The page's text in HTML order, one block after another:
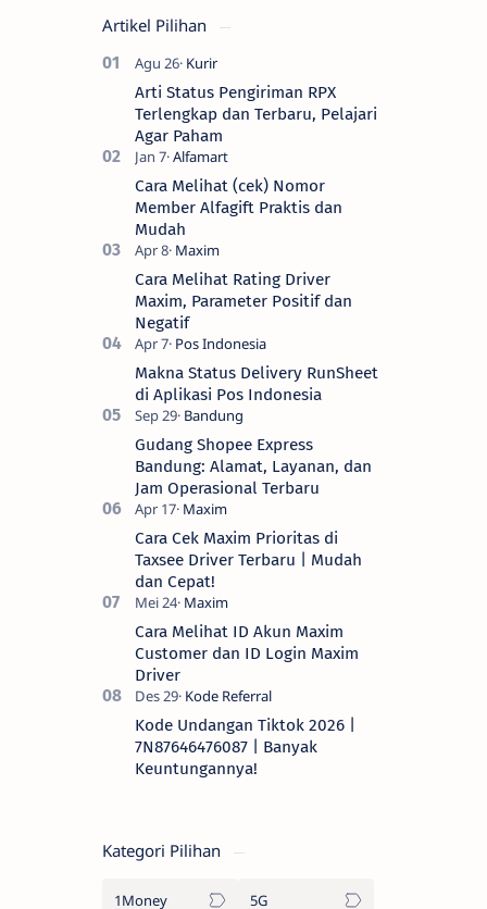
Artikel Pilihan
Arti Status Pengiriman RPX
Terlengkap dan Terbaru, Pelajari
Agar Paham
Cara Melihat (cek) Nomor
Member Alfagift Praktis dan
Mudah
Cara Melihat Rating Driver
Maxim, Parameter Positif dan
Negatif
Makna Status Delivery RunSheet
di Aplikasi Pos Indonesia
Gudang Shopee Express
Bandung: Alamat, Layanan, dan
Jam Operasional Terbaru
Cara Cek Maxim Prioritas di
Taxsee Driver Terbaru | Mudah
dan Cepat!
Cara Melihat ID Akun Maxim
Customer dan ID Login Maxim
Driver
Kode Undangan Tiktok 2026 |
7N87646476087 | Banyak
Keuntungannya!
Kategori Pilihan
1Money 5G